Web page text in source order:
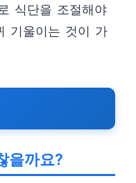
식단을 조절해야
기울이는 것이 가
을까요?